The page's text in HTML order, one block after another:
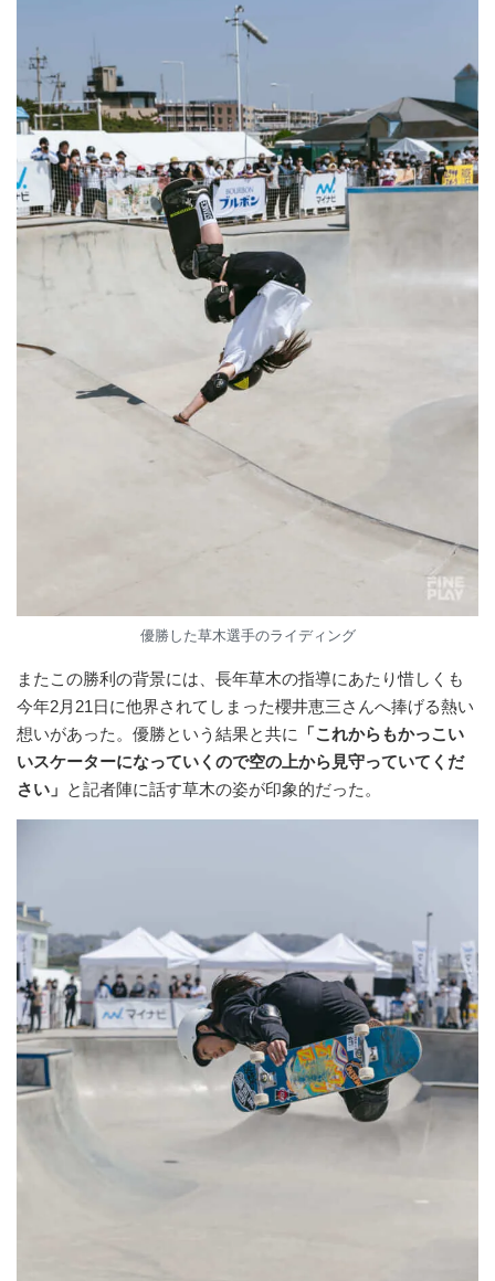
優勝した草木選手のライディング
またこの勝利の背景には、長年草木の指導にあたり惜しくも
今年2月21日に他界されてしまった櫻井恵三さんへ捧げる熱い
想いがあった。優勝という結果と共に
「これからもかっこい
いスケーターになっていくので空の上から見守っていてくだ
さい」 と記者陣に話す草木の姿が印象的だった。